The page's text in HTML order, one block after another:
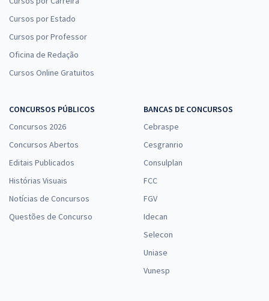
Cursos por Estado
Cursos por Professor
Oficina de Redação
Cursos Online Gratuitos
CONCURSOS PÚBLICOS
Concursos 2026
Concursos Abertos
Editais Publicados
Histórias Visuais
Notícias de Concursos
Questões de Concurso
BANCAS DE CONCURSOS
Cebraspe
Cesgranrio
Consulplan
FCC
FGV
Idecan
Selecon
Uniase
Vunesp